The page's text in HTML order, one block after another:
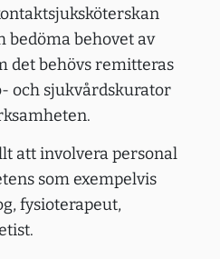
bedöma behovet av
det behövs remitteras
och sjukvårdskurator
att involvera personal
som exempelvis
fysioterapeut,